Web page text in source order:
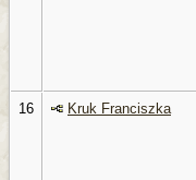
16
Kruk Franciszka